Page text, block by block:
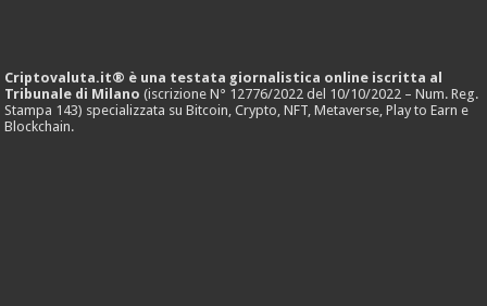
Criptovaluta.it® è una testata giornalistica online iscritta al
Tribunale di Milano (iscrizione N° 12776/2022 del 10/10/2022 – Num. Reg.
Stampa 143) specializzata su Bitcoin, Crypto, NFT, Metaverse, Play to Earn e
Blockchain.